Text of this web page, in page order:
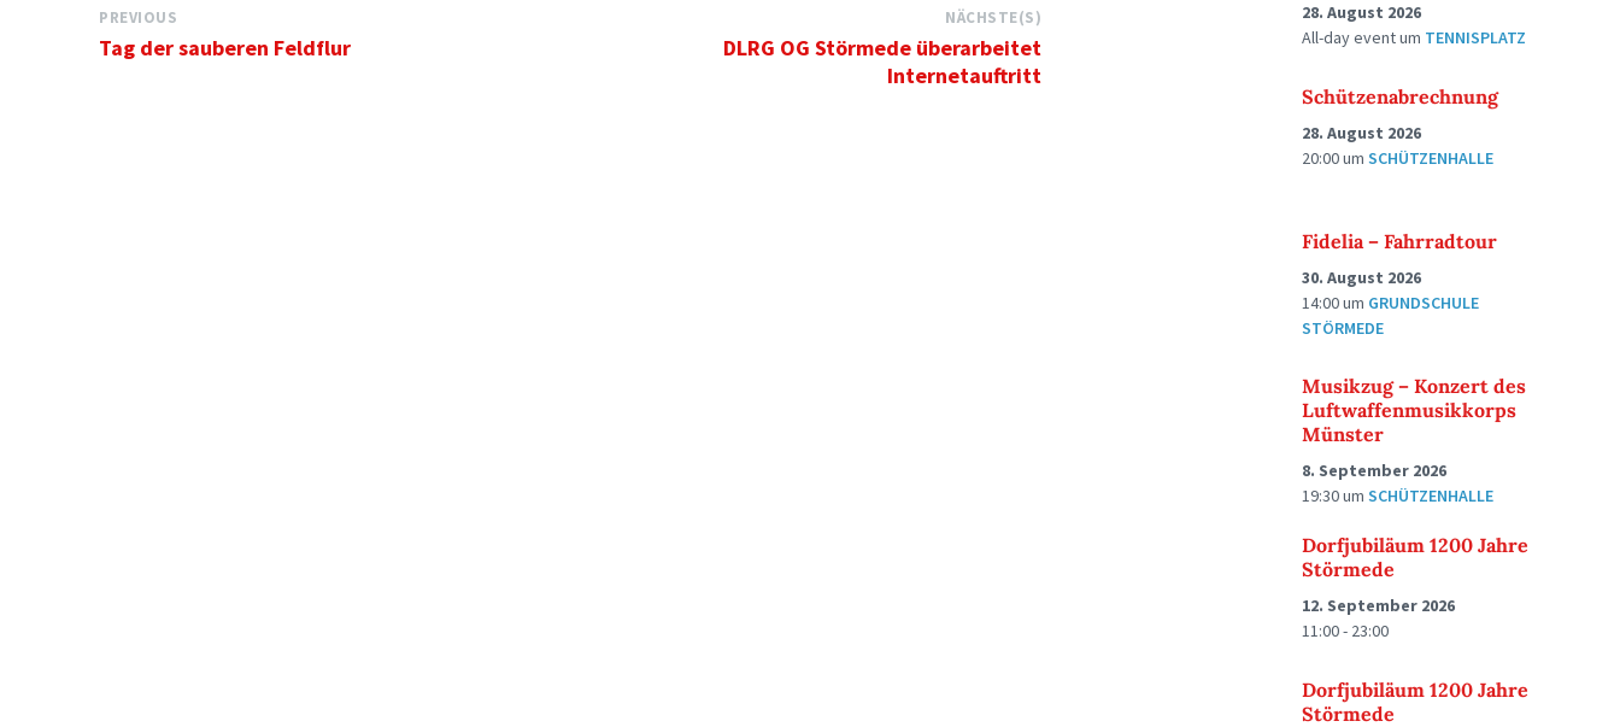
PREVIOUS
Tag der sauberen Feldflur
NÄCHSTE(S)
DLRG OG Störmede überarbeitet
Internetauftritt
28. August 2026
All-day eventum TENNISPLATZ
Schützenabrechnung
28. August 2026
20:00umSCHÜTZENHALLE
Fidelia – Fahrradtour
30. August 2026
14:00um GRUNDSCHULE
STÖRMEDE
Musikzug – Konzert des
Luftwaffenmusikkorps
Münster
8. September 2026
19:30umSCHÜTZENHALLE
Dorfjubiläum 1200 Jahre
Störmede
12. September 2026
11:00 - 23:00
Dorfjubiläum 1200 Jahre
Störmede